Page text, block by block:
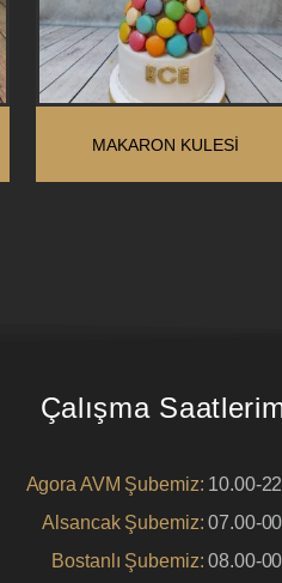
MAKARON KULESI
Çalışma
Agora AVM Şubemiz: 10.00-
Alsancak Şubemiz: 07.00-
Bostanlı Şubemiz: 08.00-